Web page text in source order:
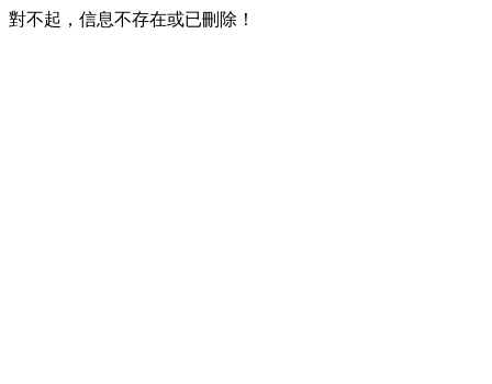
對不起，信息不存在或已刪除！